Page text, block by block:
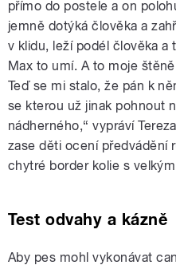
přímo do postele a on
jemně dotýká člověka a
v klidu, leží podél člověka a
Max to umí. A to moje
Teď se mi stalo, že pán k
se kterou už jinak pohnout
nádherného,“ vypráví
zase děti ocení předvádění
chytré border kolie s
Test odvahy a kázně
Aby pes mohl vykonávat